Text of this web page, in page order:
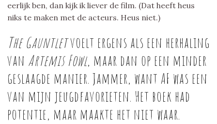
eerlijk ben, dan kijk ik liever de film. (Dat heeft heus
niks te maken met de acteurs. Heus niet.)
The Gauntletvoelt ergens als een herhaling
van Artemis Fowl, maar dan op een minder
geslaagde manier. Jammer, want AF was een
van mijn jeugdfavorieten. Het boek had
potentie, maar maakte het niet waar.